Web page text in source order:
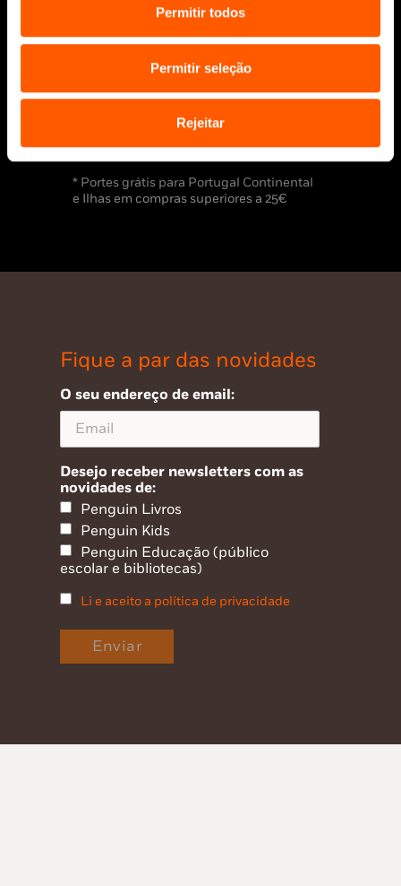
Permitir todos
Permitir seleção
Rejeitar
* Portes grátis para Portugal Continental
e Ilhas em compras superiores a 25€
Fique a par das novidades
O seu endereço de email:
Desejo receber newsletters com as
novidades de:
Penguin Livros
Penguin Kids
Penguin Educação (público
escolar e bibliotecas)
Li e aceito a política de privacidade